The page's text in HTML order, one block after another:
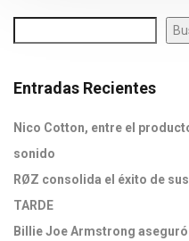
Entradas Recientes
Nico Cotton, entre el
sonido
RØZ consolida el éxito de sus
TARDE
Billie Joe Armstrong